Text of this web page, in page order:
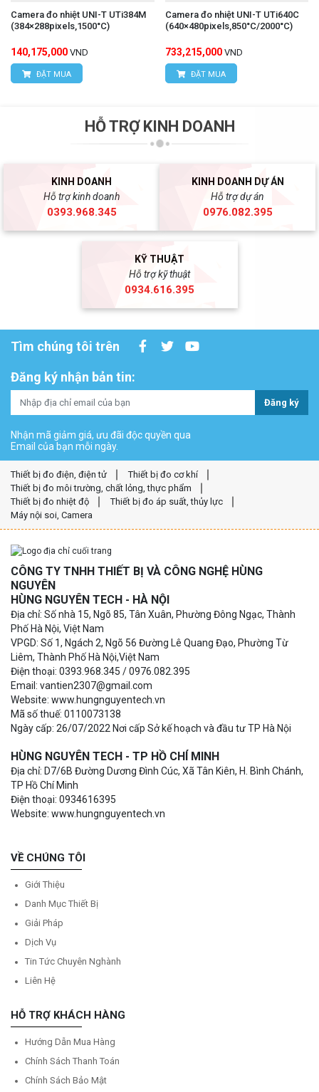
Camera đo nhiệt UNI-T UTi384M
(384×288pixels,1500°C)
140,175,000 VND
ĐẶT MUA
Camera đo nhiệt UNI-T UTi640C
(640×480pixels,850°C/2000°C)
733,215,000 VND
ĐẶT MUA
HỖ TRỢ KINH DOANH
KINH DOANH
Hỗ trợ kinh doanh
0393.968.345
KINH DOANH DỰ ÁN
Hỗ trợ dự án
0976.082.395
KỸ THUẬT
Hỗ trợ kỹ thuật
0934.616.395
Tìm chúng tôi trên
Đăng ký nhận bản tin:
Đăng ký
Nhận mã giảm giá, ưu đãi độc quyền qua
Email của bạn mỗi ngày.
Thiết bị đo điện, điện tử
Thiết bị đo cơ khí
Thiết bị đo môi trường, chất lỏng, thực phẩm
Thiết bị đo nhiệt độ
Thiết bị đo áp suất, thủy lực
Máy nội soi, Camera
CÔNG TY TNHH THIẾT BỊ VÀ CÔNG NGHỆ HÙNG
NGUYÊN
HÙNG NGUYÊN TECH - HÀ NỘI
Địa chỉ: Số nhà 15, Ngõ 85, Tân Xuân, Phường Đông Ngạc, Thành
Phố Hà Nội, Việt Nam
VPGD: Số 1, Ngách 2, Ngõ 56 Đường Lê Quang Đạo, Phường Từ
Liêm, Thành Phố Hà Nội,Việt Nam
Điện thoại: 0393.968.345 / 0976.082.395
Email: vantien2307@gmail.com
Website: www.hungnguyentech.vn
Mã số thuế: 0110073138
Ngày cấp: 26/07/2022 Nơi cấp Sở kế hoạch và đầu tư TP Hà Nội
HÙNG NGUYÊN TECH - TP HỒ CHÍ MINH
Địa chỉ: D7/6B Đường Dương Đình Cúc, Xã Tân Kiên, H. Bình Chánh,
TP Hồ Chí Minh
Điện thoại: 0934616395
Website: www.hungnguyentech.vn
VỀ CHÚNG TÔI
Giới Thiệu
Danh Mục Thiết Bị
Giải Pháp
Dịch Vụ
Tin Tức Chuyên Nghành
Liên Hệ
HỖ TRỢ KHÁCH HÀNG
Hướng Dẫn Mua Hàng
Chính Sách Thanh Toán
Chính Sách Bảo Mật